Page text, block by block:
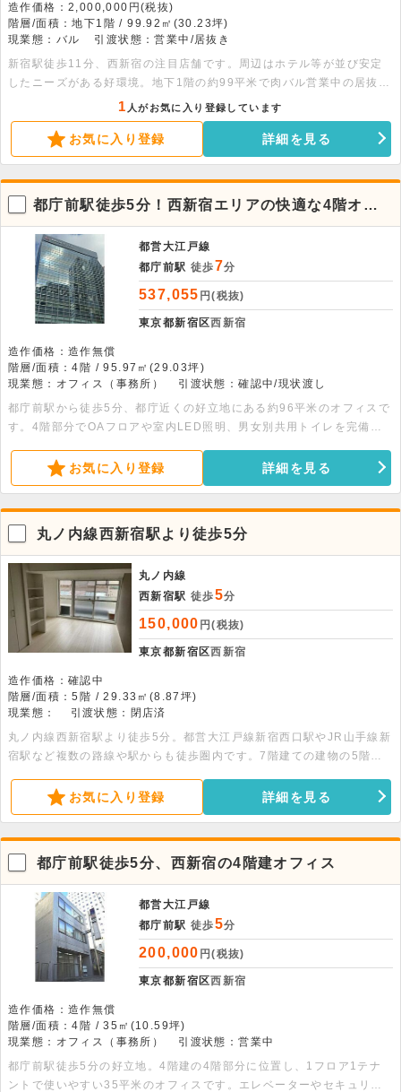
造作価格：2,000,000円(税抜)
階層/面積：地下1階 / 99.92㎡(30.23坪)
現業態：バル
引渡状態：営業中/居抜き
新宿駅徒歩11分、西新宿の注目店舗です。周辺はホテル等が並び安定
したニーズがある好環境。地下1階の約99平米で肉バル営業中の居抜き
状態。幅広い業態に対応可能です。まずはお気軽にお問い合わせくださ
い。
1 人がお気に入り登録しています
お気に入り登録 詳細を見る
都庁前駅徒歩5分！西新宿エリアの快適な4階オフ
ィス貸事務所
都営大江戸線
都庁前駅 徒歩7分
537,055 円(税抜)
東京都新宿区西新宿
造作価格：造作無償
階層/面積：4階 / 95.97㎡(29.03坪)
現業態：オフィス（事務所）
引渡状態：確認中/現状渡し
都庁前駅から徒歩5分、都庁近くの好立地にある約96平米のオフィスで
す。4階部分でOAフロアや室内LED照明、男女別共用トイレを完備
お気に入り登録 詳細を見る
丸ノ内線西新宿駅より徒歩5分
丸ノ内線
西新宿駅 徒歩5分
150,000 円(税抜)
東京都新宿区西新宿
造作価格：確認中
階層/面積：5階 / 29.33㎡(8.87坪)
現業態：
引渡状態：閉店済
丸ノ内線西新宿駅より徒歩5分。都営大江戸線新宿西口駅やJR山手線新
宿駅など複数の路線や駅からも徒歩圏内です。7階建ての建物の5階部
お気に入り登録 詳細を見る
都庁前駅徒歩5分、西新宿の4階建オフィス
都営大江戸線
都庁前駅 徒歩5分
200,000 円(税抜)
東京都新宿区西新宿
造作価格：造作無償
階層/面積：4階 / 35㎡(10.59坪)
現業態：オフィス（事務所）
引渡状態：営業中
都庁前駅徒歩5分の好立地。4階建の4階部分に位置し、1フロア1テナ
ントで使いやすい35平米のオフィスです。エレベーターやセキュリテ